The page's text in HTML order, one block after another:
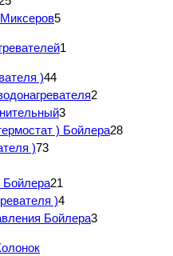
5
1
)44
2
3
) Бойлера28
)73
Бойлера21
)4
Бойлера3